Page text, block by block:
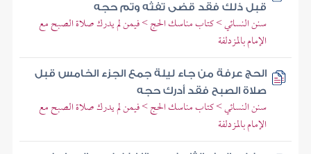
قبل ذلك فقد قضى تفثه وتم حجه
سنن النسائي > كتاب مناسك الحج > فيمن لم يدرك صلاة الصبح مع
الإمام بالمزدلفة
الحج عرفة من جاء ليلة جمع الجزء الخامس قبل
صلاة الصبح فقد أدرك حجه
سنن النسائي > كتاب مناسك الحج > فيمن لم يدرك صلاة الصبح مع
الإمام بالمزدلفة